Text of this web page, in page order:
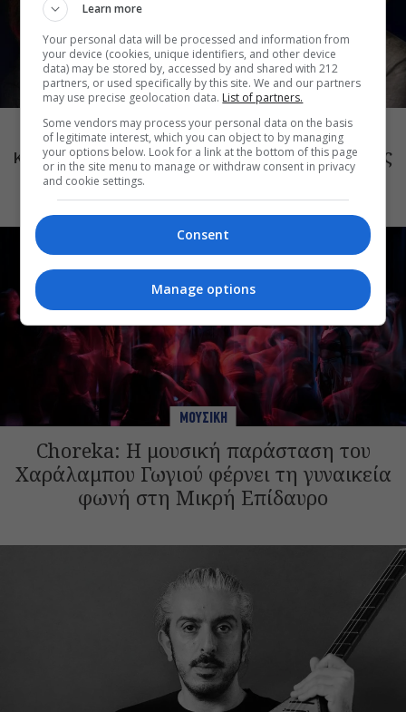
ΜΟΥΣΙΚΗ
Το Ροκ το Ελληνικό: Κώστας Τουρνάς
και Διονύσης Τσακνής στο Θέατρο Άλσος
ΔΕΗ
ΜΟΥΣΙΚΗ
Choreka: Η μουσική παράσταση του
Χαράλαμπου Γωγιού φέρνει τη γυναικεία
φωνή στη Μικρή Επίδαυρο
Learn more
Your personal data will be processed and information from
your device (cookies, unique identifiers, and other device
data) may be stored by, accessed by and shared with 212
partners, or used specifically by this site. We and our partners
may use precise geolocation data. List of partners.
Some vendors may process your personal data on the basis
of legitimate interest, which you can object to by managing
your options below. Look for a link at the bottom of this page
or in the site menu to manage or withdraw consent in privacy
and cookie settings.
Consent
Manage options